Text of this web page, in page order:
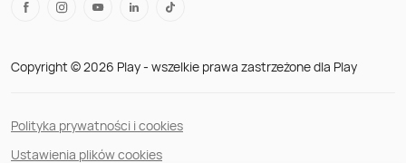
Copyright © 2026 Play - wszelkie prawa zastrzeżone dla Play
Polityka prywatności i cookies
Ustawienia plików cookies